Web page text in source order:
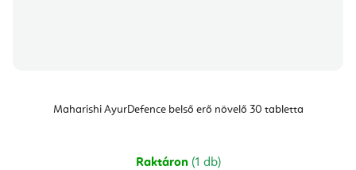
Maharishi AyurDefence belső erő növelő 30 tabletta
Raktáron (1 db)